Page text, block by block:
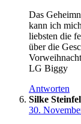
Das
kann ich
liebsten die
über die
LG Biggy
Antworten
Silke
30.